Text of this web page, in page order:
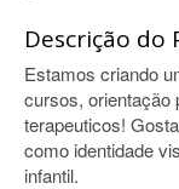
Descrição do
Estamos criando
cursos, orientação
terapeuticos!
como identidade
infantil.